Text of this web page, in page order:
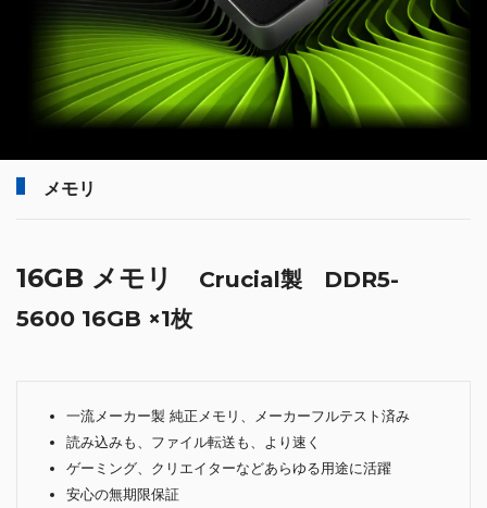
メモリ
16GB メモリ
Crucial製 DDR5-
5600 16GB ×1枚
一流メーカー製 純正メモリ、メーカーフルテスト済み
読み込みも、ファイル転送も、より速く
ゲーミング、クリエイターなどあらゆる用途に活躍
安心の無期限保証